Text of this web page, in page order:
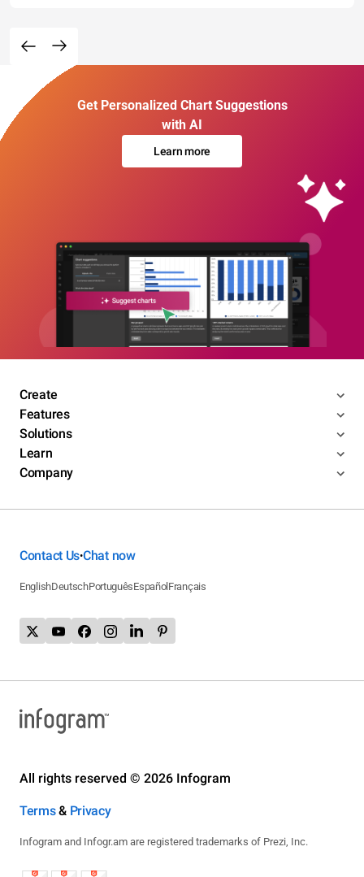
Get Personalized Chart Suggestions
with AI
Learn more
Create
Features
Solutions
Learn
Company
Contact Us•Chat now
EnglishDeutschPortuguêsEspañol Français
All rights reserved © 2026 Infogram
Terms& Privacy
Infogram and Infogr.am are registered trademarks of Prezi, Inc.